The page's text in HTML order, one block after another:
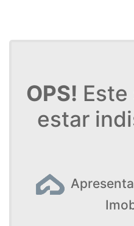
OPS!
estar